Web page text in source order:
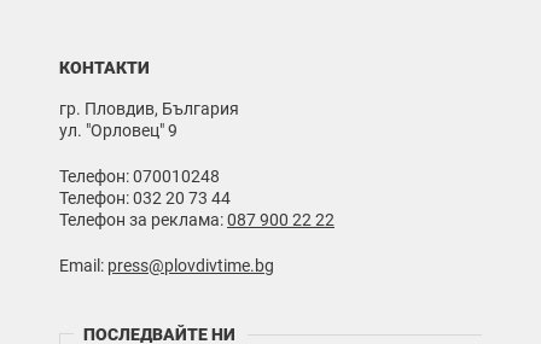
КОНТАКТИ
гр. Пловдив, България
ул. "Орловец" 9
Телефон: 070010248
Телефон: 032 20 73 44
Телефон за реклама:087 900 22 22
Email: press@plovdivtime.bg
ПОСЛЕДВАЙТЕ НИ